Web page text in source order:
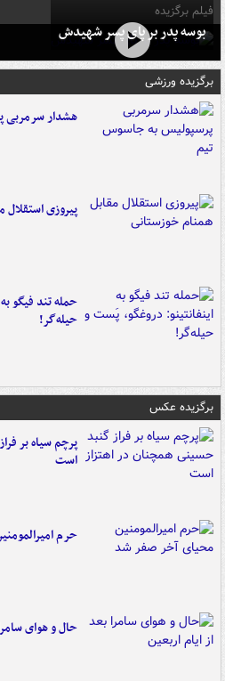
فیلم برگزیده
بوسه‌ پدر بر پای پسر شهیدش
برگزیده ورزشی
هشدار سرمربی
پیروزی
حمله تند فیگو
حیله‌گر!
برگزیده عکس
پرچم سیاه بر
است
حرم
حال و هوای